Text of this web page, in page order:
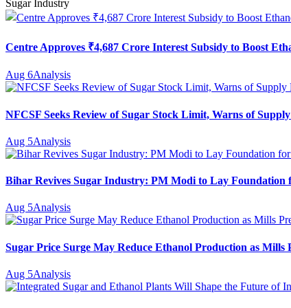
Sugar Industry
Centre Approves ₹4,687 Crore Interest Subsidy to Boost
Aug 6Analysis
NFCSF Seeks Review of Sugar Stock Limit, Warns of
Aug 5Analysis
Bihar Revives Sugar Industry: PM Modi to Lay Foundation
Aug 5Analysis
Sugar Price Surge May Reduce Ethanol Production as Mills
Aug 5Analysis